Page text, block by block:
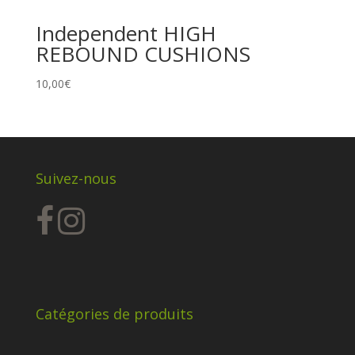
Independent HIGH
REBOUND CUSHIONS
10,00€
Suivez-nous
Catégories de produits